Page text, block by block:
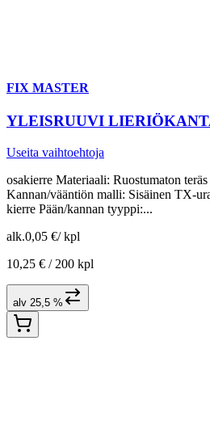
FIX MASTER
YLEISRUUVI
Useita vaihtoehtoja
osakierre Materiaali: Ruostumaton
Kannan/vääntiön malli: Sisäinen TX-
kierre Pään/kannan tyyppi:...
alk.0,05 €/ kpl
10,25 € / 200 kpl
alv 25,5 %